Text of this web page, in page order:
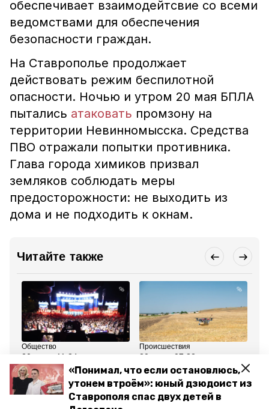
«Понимал, что если остановлюсь,
утонем втроём»: юный дзюдоист из
Ставрополя спас двух детей в
обеспечивает взаимодейтсвие со всеми
ведомствами для обеспечения
безопасности граждан.
На Ставрополье продолжает
действовать режим беспилотной
опасности. Ночью и утром 20 мая БПЛА
пытались атаковать промзону на
территории Невинномысска. Средства
ПВО отражали попытки противника.
Глава города химиков призвал
земляков соблюдать меры
предосторожности: не выходить из
дома и не подходить к окнам.
Читайте также
Общество
20 мая , 11:34
Участникам «Школьной
весны» продлят
программу из-за угрозы
БПЛА на Ставрополье
Происшествия
20 мая , 07:32
Силы ПВО успешно
отразили атаку
вражеских БПЛА на
Невинномысск